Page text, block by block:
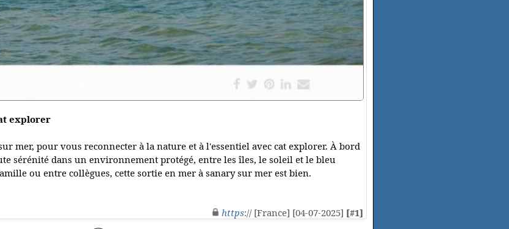
explorer
mer, pour vous reconnecter à la nature et à l'essentiel avec cat explorer. À bord
sérénité dans un environnement protégé, entre les îles, le soleil et le bleu
ou entre collègues, cette sortie en mer à sanary sur mer est bien.
https:// [France] [04-07-2025] [#1]